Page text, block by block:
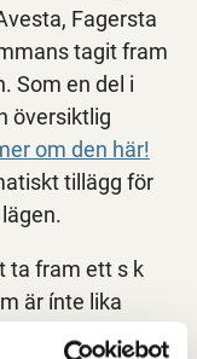
Fagersta
tagit fram
Som en del i
översiktlig
om den här!
tillägg för
ta fram ett s k
är ínte lika
detaljplaner